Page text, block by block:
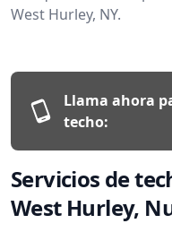
West Hurley, NY.
Llama ahora
techo:
Servicios de
West Hurley,